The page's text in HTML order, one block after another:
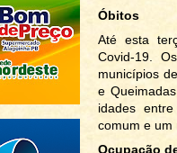
Óbitos
Até esta
Covid-19.
municípios
e
idades
comum e um
Ocupação